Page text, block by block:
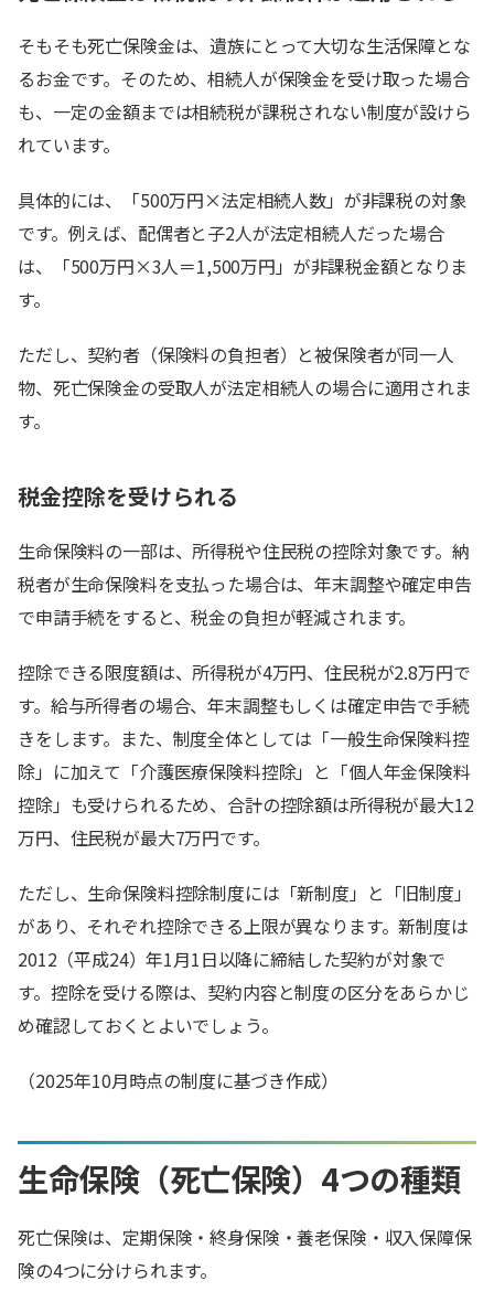
そもそも死亡保険金は、遺族にとって大切な生活保障とな
るお金です。そのため、相続人が保険金を受け取った場合
も、一定の金額までは相続税が課税されない制度が設けら
れています。
具体的には、「500万円×法定相続人数」が非課税の対象
です。例えば、配偶者と子2人が法定相続人だった場合
は、「500万円×3人＝1,500万円」が非課税金額となりま
す。
ただし、契約者（保険料の負担者）と被保険者が同一人
物、死亡保険金の受取人が法定相続人の場合に適用されま
す。
税金控除を受けられる
生命保険料の一部は、所得税や住民税の控除対象です。納
税者が生命保険料を支払った場合は、年末調整や確定申告
で申請手続をすると、税金の負担が軽減されます。
控除できる限度額は、所得税が4万円、住民税が2.8万円で
す。給与所得者の場合、年末調整もしくは確定申告で手続
きをします。また、制度全体としては「一般生命保険料控
除」に加えて「介護医療保険料控除」と「個人年金保険料
控除」も受けられるため、合計の控除額は所得税が最大12
万円、住民税が最大7万円です。
ただし、生命保険料控除制度には「新制度」と「旧制度」
があり、それぞれ控除できる上限が異なります。新制度は
2012（平成24）年1月1日以降に締結した契約が対象で
す。控除を受ける際は、契約内容と制度の区分をあらかじ
め確認しておくとよいでしょう。
（2025年10月時点の制度に基づき作成）
生命保険（死亡保険）4つの種類
死亡保険は、定期保険・終身保険・養老保険・収入保障保
険の4つに分けられます。